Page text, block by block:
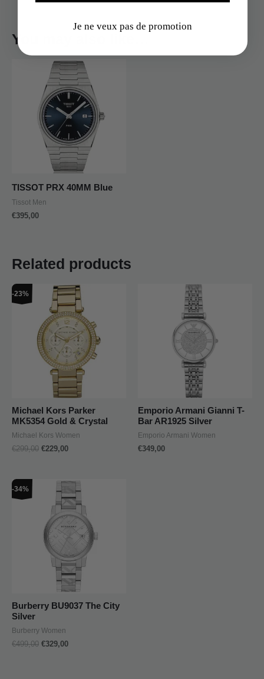
You may also like…
TISSOT PRX 40MM Blue
Tissot Men
€395,00
Related products
-23%
Michael Kors Parker
MK5354 Gold & Crystal
Michael Kors Women
€299,00
Original
price
was:
€299,00.
€229,00
Current
price
is:
€229,00.
Emporio Armani Gianni T-
Bar AR1925 Silver
Emporio Armani Women
€349,00
-34%
Burberry BU9037 The City
Silver
Burberry Women
€499,00
Original
price
was:
€499,00.
€329,00
Current
price
is:
€329,00.
Je ne veux pas de promotion